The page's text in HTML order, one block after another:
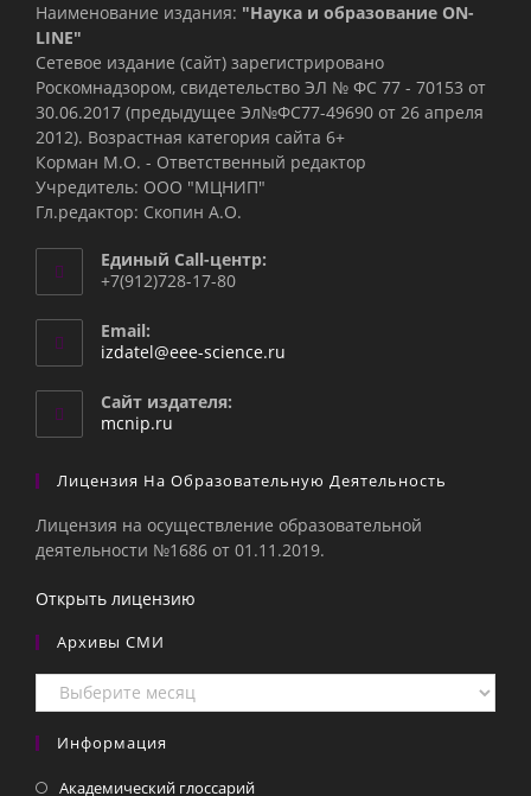
Наименование издания: "Наука и образование ON-
LINE"
Сетевое издание (сайт) зарегистрировано
Роскомнадзором, свидетельство ЭЛ № ФС 77 - 70153 от
30.06.2017 (предыдущее Эл№ФC77-49690 от 26 апреля
2012). Возрастная категория сайта 6+
Корман М.О. - Ответственный редактор
Учредитель: ООО "МЦНИП"
Гл.редактор: Скопин А.О.
Единый Call-центр:
+7(912)728-17-80
Email:
izdatel@eee-science.ru
Сайт издателя:
mcnip.ru
Лицензия На Образовательную Деятельность
Лицензия на осуществление образовательной
деятельности №1686 от 01.11.2019.
Открыть лицензию
Архивы СМИ
Архивы
СМИ
Информация
Академический глоссарий